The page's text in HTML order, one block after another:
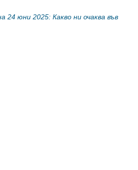
24 юни 2025: Какво ни очаква във